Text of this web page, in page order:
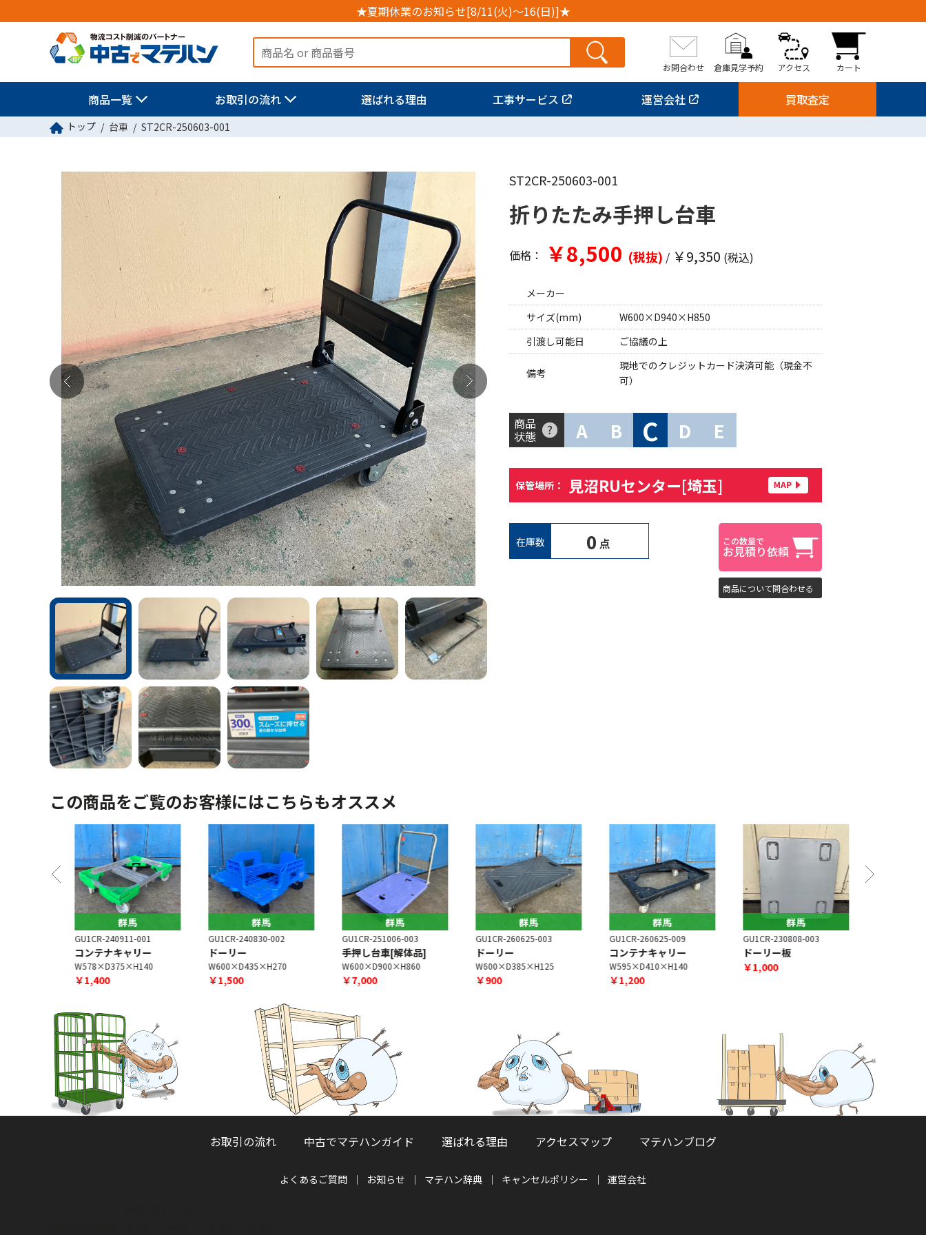
★夏期休業のお知らせ[8/11(火)～16(日)]★
お問合わせ 倉庫見学予約 アクセス カート
商品一覧 お取引の流れ 選ばれる理由 工事サービス 運営会社 買取査定
トップ 台車 ST2CR-250603-001
ST2CR-250603-001
折りたたみ手押し台車
価格： ￥8,500 (税抜) / ￥9,350 (税込)
メーカー
サイズ(mm)
W600×D940×H850
引渡し可能日
ご協議の上
備考
現地でのクレジットカード決済可能（現金不
可）
商品
状態 A B C D E
保管場所： 見沼RUセンター[埼玉]
在庫数 0 点
商品について問合わせる
この商品をご覧のお客様にはこちらもオススメ
群馬
GU1CR-240830-002
ドーリー
W600×D435×H270
￥1,500
群馬
GU1CR-251006-003
手押し台車[解体品]
W600×D900×H860
￥7,000
群馬
GU1CR-260625-003
ドーリー
W600×D385×H125
￥900
群馬
GU1CR-260625-009
コンテナキャリー
W595×D410×H140
￥1,200
群馬
GU1CR-230808-003
ドーリー板
￥1,000
GU1CR-260513-006
コンテナキャリー
W620×D455×H130
￥1,000
お取引の流れ 中古でマテハンガイド 選ばれる理由 アクセスマップ マテハンブログ
よくあるご質問 お知らせ マテハン辞典 キャンセルポリシー 運営会社